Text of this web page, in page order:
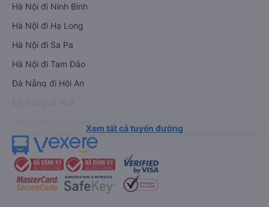
Hà Nội đi Ninh Bình
Hà Nội đi Hạ Long
Hà Nội đi Sa Pa
Hà Nội đi Tam Đảo
Đà Nẵng đi Hội An
Xem tất cả tuyến đường